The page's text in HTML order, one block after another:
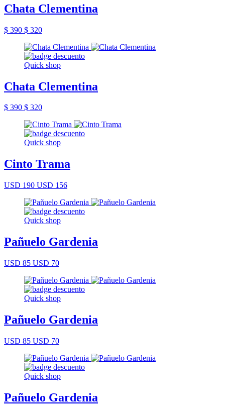
Chata Clementina
$ 390 $ 320
Quick shop
Chata Clementina
$ 390 $ 320
Quick shop
Cinto Trama
USD 190 USD 156
Quick shop
Pañuelo Gardenia
USD 85 USD 70
Quick shop
Pañuelo Gardenia
USD 85 USD 70
Quick shop
Pañuelo Gardenia